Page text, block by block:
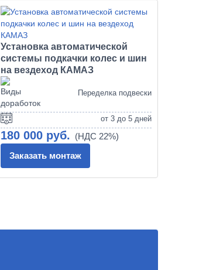
Установка автоматической
системы подкачки колес и шин
на вездеход КАМАЗ
Переделка подвески
от 3 до 5 дней
180 000 руб.
Заказать монтаж